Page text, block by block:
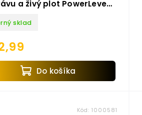
a živý plot PowerLever
sklad
Do košíka
Kód:1000581